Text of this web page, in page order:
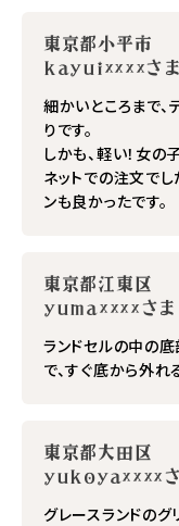
東京都小平市
kayui××××さ
細かいところまで、
りです。
しかも、軽い！女の
ネットでの注文で
ンも良かったです。
東京都江東区
yuma××××さま
ランドセルの中の
で、すぐ底から外れ
東京都大田区
yukoya××××
グレースランドのグ